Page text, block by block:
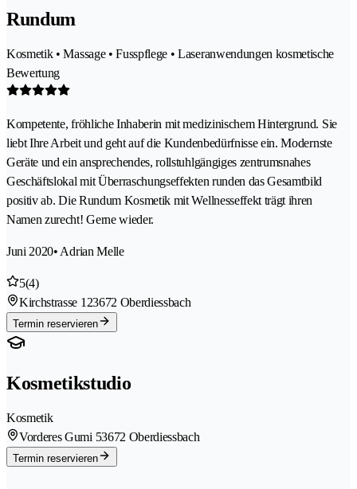
Rundum
Kosmetik • Massage • Fusspflege • Laseranwendungen kosmetische
Bewertung
Kompetente, fröhliche Inhaberin mit medizinischem Hintergrund. Sie
liebt Ihre Arbeit und geht auf die Kundenbedürfnisse ein. Modernste
Geräte und ein ansprechendes, rollstuhlgängiges zentrumsnahes
Geschäftslokal mit Überraschungseffekten runden das Gesamtbild
positiv ab. Die Rundum Kosmetik mit Wellnesseffekt trägt ihren
Namen zurecht! Gerne wieder.
Juni 2020• Adrian Melle
5(4)
Kirchstrasse 123672 Oberdiessbach
Termin reservieren
Kosmetikstudio
Kosmetik
Vorderes Gumi 53672 Oberdiessbach
Termin reservieren